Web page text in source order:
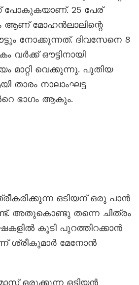
പോകുകയാണ്. 25 പേര്
ആണ് മോഹൻലാലിന്റെ
നോക്കുന്നത്. ദിവസേനെ 8
വർക്ക് ഔട്ടിനായി
വെക്കുന്നു. പുതിയ
നാലാംഘട്ട
ഭാഗം ആകും.
ഒടിയന് ഒരു പാൻ
അതുകൊണ്ടു തന്നെ ചിത്രം
കൂടി പുറത്തിറക്കാൻ
ശ്രീകുമാർ മേനോൻ
ഒരുക്കുന്ന ഒടിയൻ